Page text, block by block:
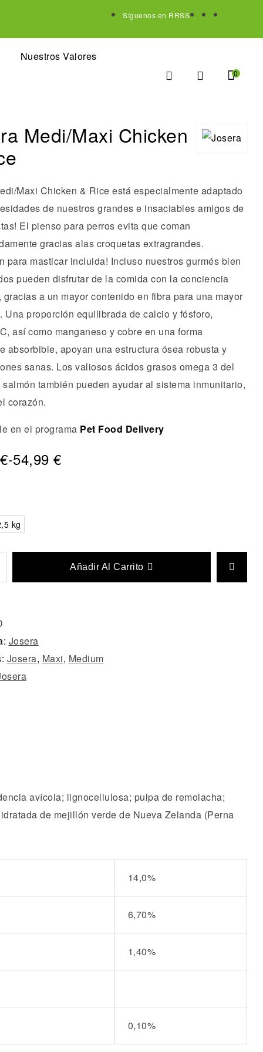
Síguenos en RRSS
Nuestros Valores
0
Medi/Maxi Chicken
Maxi Chicken & Rice está especialmente adaptado
de nuestros grandes e insaciables amigos de
El pienso para perros evita que coman
gracias alas croquetas extragrandes.
para masticar incluida! Incluso nuestros gurmés bien
pueden disfrutar de la comida con la conciencia
gracias a un mayor contenido en fibra para una mayor
Una proporción equilibrada de calcio y fósforo,
así como manganeso y cobre en una forma
absorbible, apoyan una estructura ósea robusta y
sanas. Los valiosos ácidos grasos omega 3 del
también pueden ayudar al sistema inmunitario,
corazón.
en el programa Pet Food Delivery
€-54,99 €
kg
Añadir Al Carrito
Josera
Josera, Maxi, Medium
avícola; lignocellulosa; pulpa de remolacha;
de mejillón verde de Nueva Zelanda (Perna
14,0%
6,70%
1,40%
0,10%